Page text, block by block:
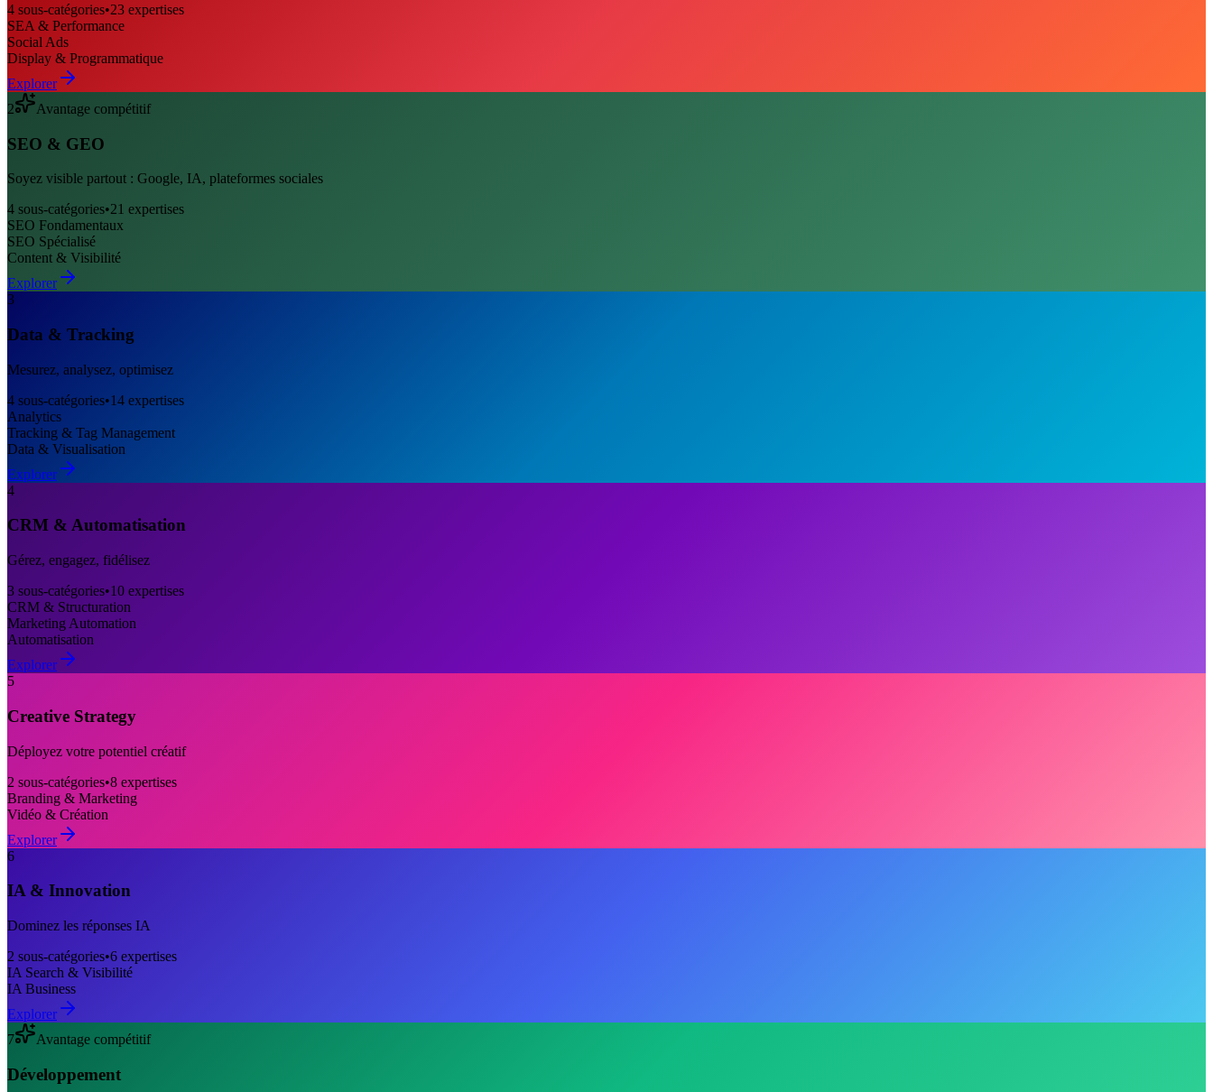
4 sous-catégories•23 expertises
SEA & Performance
Social Ads
Display & Programmatique
Explorer
2
Avantage compétitif
SEO & GEO
Soyez visible partout : Google, IA, plateformes sociales
4 sous-catégories•21 expertises
SEO Fondamentaux
SEO Spécialisé
Content & Visibilité
Explorer
3
Data & Tracking
Mesurez, analysez, optimisez
4 sous-catégories•14 expertises
Analytics
Tracking & Tag Management
Data & Visualisation
Explorer
4
CRM & Automatisation
Gérez, engagez, fidélisez
3 sous-catégories•10 expertises
CRM & Structuration
Marketing Automation
Automatisation
Explorer
5
Creative Strategy
Déployez votre potentiel créatif
2 sous-catégories•8 expertises
Branding & Marketing
Vidéo & Création
Explorer
6
IA & Innovation
Dominez les réponses IA
2 sous-catégories•6 expertises
IA Search & Visibilité
IA Business
Explorer
7
Avantage compétitif
Développement